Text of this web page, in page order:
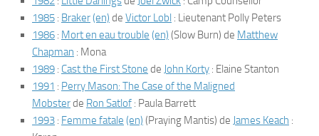
1985 : Braker(en) de Victor Lobl : Lieutenant Polly Peters
1986 : Mort en eau trouble (en) (Slow Burn) de Matthew
Chapman : Mona
1989 : Cast the First Stone de John Korty : Elaine Stanton
1991 : Perry Mason: The Case of the Maligned
Mobsterde Ron Satlof : Paula Barrett
1993 : Femme fatale (en) (Praying Mantis) de James Keach :